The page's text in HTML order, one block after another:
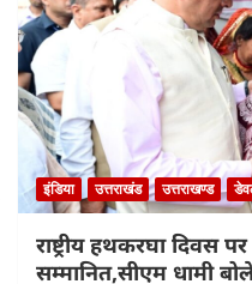
इंडिया उत्तराखंड उत्तराखण्ड
राष्ट्रीय हथकरघा दिवस
सम्मानित,सीएम धामी